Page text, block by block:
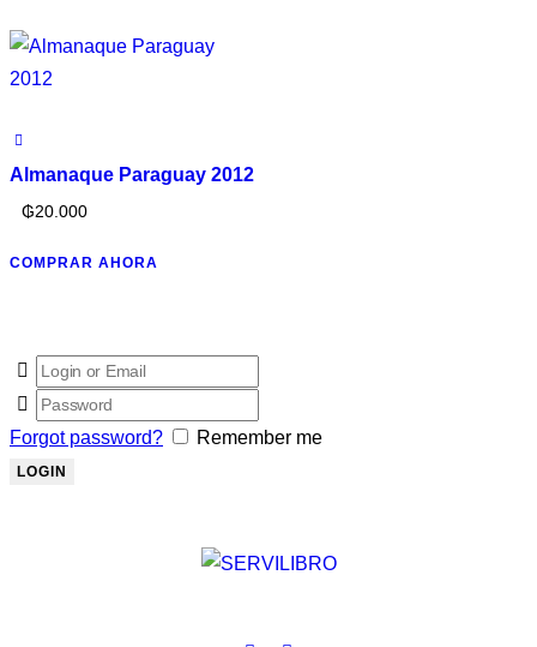
Almanaque Paraguay 2012
₲20.000
COMPRAR AHORA
Forgot password? Remember me